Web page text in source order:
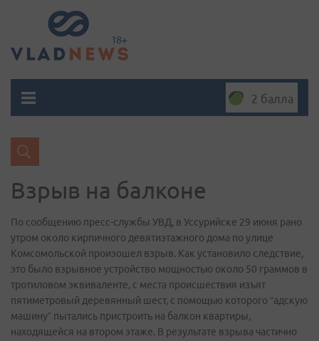
2 балла
Взрыв на балконе
По сообщению пресс-службы УВД, в Уссурийске 29 июня рано
утром около кирпичного девятиэтажного дома по улице
Комсомольской произошел взрыв. Как установило следствие,
это было взрывное устройство мощностью около 50 граммов в
тротиловом эквиваленте, с места происшествия изъят
пятиметровый деревянный шест, с помощью которого “адскую
машину” пытались пристроить на балкон квартиры,
находящейся на втором этаже. В результате взрыва частично